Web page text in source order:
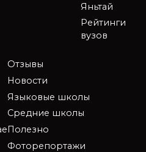
Яньтай
Рейтинги
вузов
Отзывы
Новости
Языковые школы
Средние школы
Полезно
Фоторепортажи